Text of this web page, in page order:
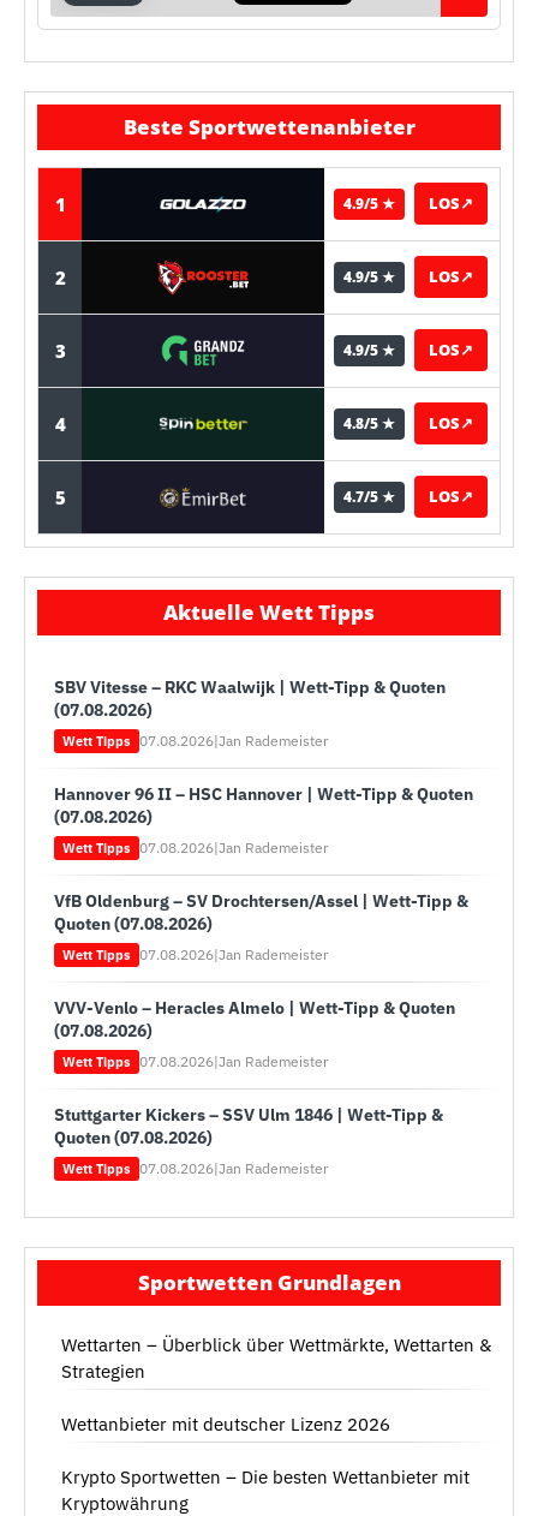
Beste Sportwettenanbieter
1 4.9/5 ★ LOS↗
2 4.9/5 ★ LOS↗
3 4.9/5 ★ LOS↗
4 4.8/5 ★ LOS↗
5 4.7/5 ★ LOS↗
Aktuelle Wett Tipps
SBV Vitesse – RKC Waalwijk | Wett-Tipp & Quoten
(07.08.2026)
Wett Tipps 07.08.2026|Jan Rademeister
Hannover 96 II – HSC Hannover | Wett-Tipp & Quoten
(07.08.2026)
Wett Tipps 07.08.2026|Jan Rademeister
VfB Oldenburg – SV Drochtersen/Assel | Wett-Tipp &
Quoten (07.08.2026)
Wett Tipps 07.08.2026|Jan Rademeister
VVV-Venlo – Heracles Almelo | Wett-Tipp & Quoten
(07.08.2026)
Wett Tipps 07.08.2026|Jan Rademeister
Stuttgarter Kickers – SSV Ulm 1846 | Wett-Tipp &
Quoten (07.08.2026)
Wett Tipps 07.08.2026|Jan Rademeister
Sportwetten Grundlagen
Wettarten – Überblick über Wettmärkte, Wettarten &
Strategien
Wettanbieter mit deutscher Lizenz 2026
Krypto Sportwetten – Die besten Wettanbieter mit
Kryptowährung